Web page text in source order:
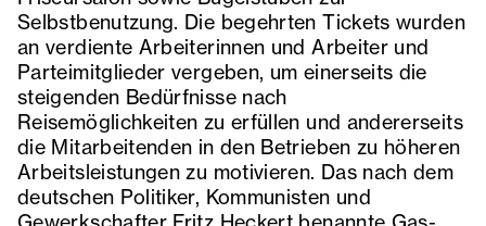
Selbstbenutzung. Die begehrten Tickets wurden
an verdiente Arbeiterinnen und Arbeiter und
Parteimitglieder vergeben, um einerseits die
steigenden Bedürfnisse nach
Reisemöglichkeiten zu erfüllen und andererseits
die Mitarbeitenden in den Betrieben zu höheren
Arbeitsleistungen zu motivieren. Das nach dem
deutschen Politiker, Kommunisten und